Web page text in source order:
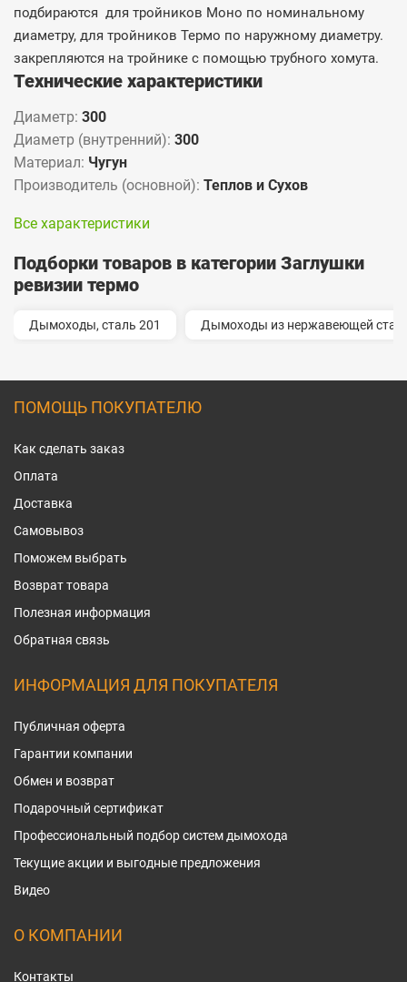
подбираются для тройников Моно по номинальному
диаметру, для тройников Термо по наружному диаметру.
закрепляются на тройнике с помощью трубного хомута.
Технические характеристики
Диаметр: 300
Диаметр (внутренний): 300
Материал: Чугун
Производитель (основной): Теплов и Сухов
Все характеристики
Подборки товаров в категории Заглушки
ревизии термо
Дымоходы, сталь 201 Дымоходы из нержавеющей
ПОМОЩЬ ПОКУПАТЕЛЮ
Как сделать заказ
Оплата
Доставка
Самовывоз
Поможем выбрать
Возврат товара
Полезная информация
Обратная связь
ИНФОРМАЦИЯ ДЛЯ ПОКУПАТЕЛЯ
Публичная оферта
Гарантии компании
Обмен и возврат
Подарочный сертификат
Профессиональный подбор систем дымохода
Текущие акции и выгодные предложения
Видео
О КОМПАНИИ
Контакты